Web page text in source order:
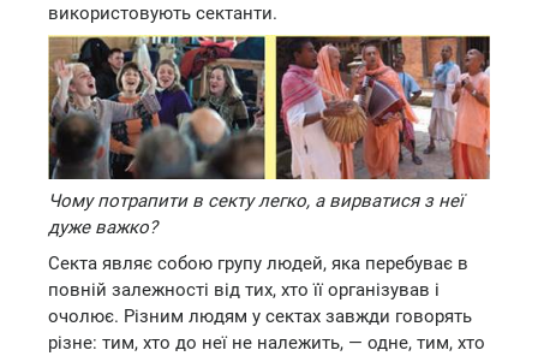
використовують сектанти.
Чому потрапити в секту легко, а вирватися з неї
дуже важко?
Секта являє собою групу людей, яка перебуває в
повній залежності від тих, хто її організував і
очолює. Різним людям у сектах завжди говорять
різне: тим, хто до неї не належить, — одне, тим, хто